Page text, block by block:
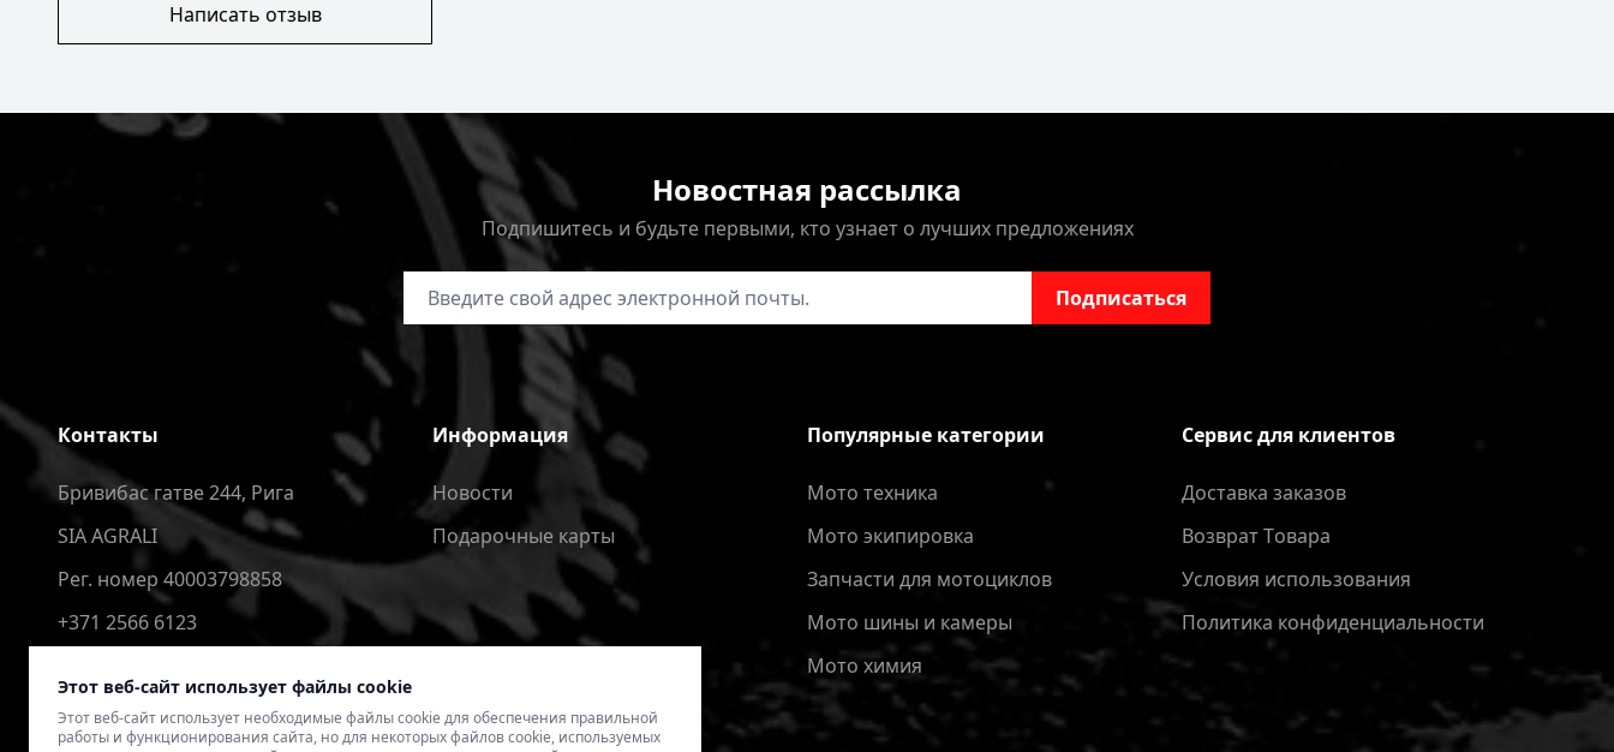
Этот веб-сайт использует файлы cookie
Этот веб-сайт использует необходимые файлы cookie для обеспечения правильной
работы и функционирования сайта, но для некоторых файлов cookie, используемых
Написать отзыв
Новостная рассылка
Подпишитесь и будьте первыми, кто узнает о лучших предложениях
Адрес электронной почты Подписаться
Контакты
Бривибас гатве 244, Рига
SIA AGRALI
Рег. номер 40003798858
+371 2566 6123
Информация
Новости
Подарочные карты
Популярные категории
Мото техника
Мото экипировка
Запчасти для мотоциклов
Мото шины и камеры
Мото химия
Сервис для клиентов
Доставка заказов
Bозврат Tовара
Условия использования
Политика конфиденциальности